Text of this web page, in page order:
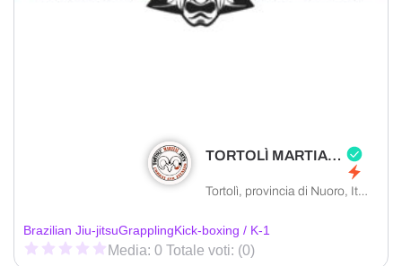
TORTOLÌ MARTIAL ARTS ASD
Tortolì, provincia di Nuoro, Italia
Brazilian Jiu-jitsuGrapplingKick-boxing / K-1
Media: 0 Totale voti: (0)